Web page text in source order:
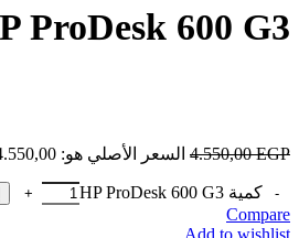
ProDesk 600 G3
4.550,00EGP السعر الأصلي هو: 4.550,00 EGP.
كمية HP ProDesk 600 G3
Compare